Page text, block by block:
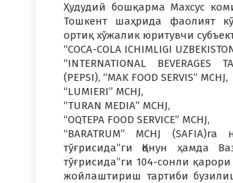
Ҳудудий бошқарма Махсус
Тошкент шаҳрида фаолият
ортиқ хўжалик юритувчи
“COCA-COLA ICHIMLIGI
“INTERNATIONAL BEVERAGES
(PEPSI), “MAK FOOD SERVIS” MCHJ,
“LUMIERI” MCHJ,
“TURAN MEDIA” MCHJ,
“OQTEPA FOOD SERVICE” MCHJ,
“BARATRUM” MCHJ
тўғрисида”ги Қонун ҳамда
тўғрисида”ги 104-сонли
жойлаштириш тартиби